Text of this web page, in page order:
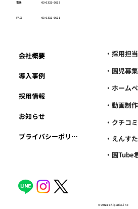
電話
FAX
03-6332-6623
03-6332-6621
会社概要
導入事例
採用情報
お知らせ
プライバシーポリシー
・採用担
・園児募
・動画制
・ホーム
・クチコ
・えんす
・園Tube
© 2024 Chipotle .inc